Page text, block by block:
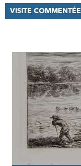
VISITE COMMENTÉE
RÉSULTATS